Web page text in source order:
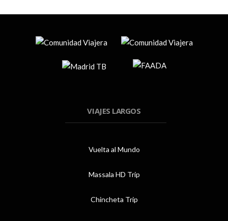
VIAJES LARGOS
Vuelta al Mundo
Massala HD Trip
Chincheta Trip